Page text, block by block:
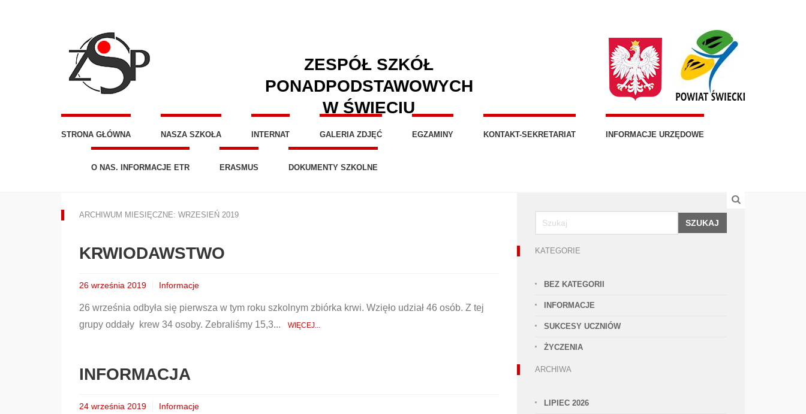
ZESPÓŁ SZKÓŁ
PONADPODSTAWOWYCH
W ŚWIECIU
STRONA GŁÓWNA NASZA SZKOŁA INTERNAT GALERIA ZDJĘĆ EGZAMINY KONTAKT-SEKRETARIAT INFORMACJE URZĘDOWE
O NAS. INFORMACJE ETR ERASMUS DOKUMENTY SZKOLNE
ARCHIWUM MIESIĘCZNE: WRZESIEŃ 2019
KRWIODAWSTWO
26 września 2019 Informacje
26 września odbyła się pierwsza w tym roku szkolnym zbiórka krwi. Wzięło udział 46 osób. Z tej
grupy oddały krew 34 osoby. Zebraliśmy 15,3...
WIĘCEJ...
INFORMACJA
24 września 2019 Informacje
SZUKAJ
KATEGORIE
BEZ KATEGORII
INFORMACJE
SUKCESY UCZNIÓW
ŻYCZENIA
ARCHIWA
LIPIEC 2026